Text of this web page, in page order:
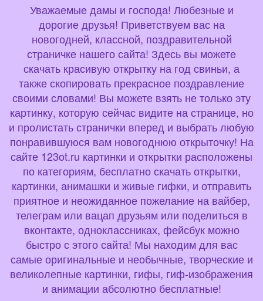
Уважаемые дамы и господа! Любезные и
дорогие друзья! Приветствуем вас на
новогодней, классной, поздравительной
страничке нашего сайта! Здесь вы можете
скачать красивую открытку на год свиньи, а
также скопировать прекрасное поздравление
своими словами! Вы можете взять не только эту
картинку, которую сейчас видите на странице, но
и пролистать странички вперед и выбрать любую
понравившуюся вам новогоднюю открыточку! На
сайте 123ot.ru картинки и открытки расположены
по категориям, бесплатно скачать открытки,
картинки, анимашки и живые гифки, и отправить
приятное и неожиданное пожелание на вайбер,
телеграм или вацап друзьям или поделиться в
вконтакте, одноклассниках, фейсбук можно
быстро с этого сайта! Мы находим для вас
самые оригинальные и необычные, творческие и
великолепные картинки, гифы, гиф-изображения
и анимации абсолютно бесплатные!